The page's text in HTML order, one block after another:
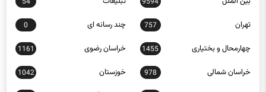
تهران 757 چند رسانه ای 0
چهارمحال و بختیاری 1455 خراسان رضوی 1161
خراسان شمالی 978 خوزستان 1042
زنجان 653 سبک زندگی 397